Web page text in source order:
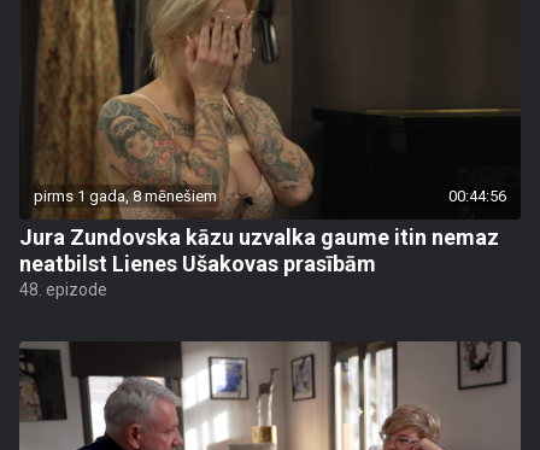
pirms 1 gada, 8 mēnešiem 00:44:56
Jura Zundovska kāzu uzvalka gaume itin nemaz
neatbilst Lienes Ušakovas prasībām
48. epizode